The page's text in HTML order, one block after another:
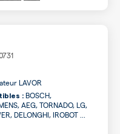
LAVOR
: BOSCH,
AEG, TORNADO, LG,
DELONGHI, IROBOT ...